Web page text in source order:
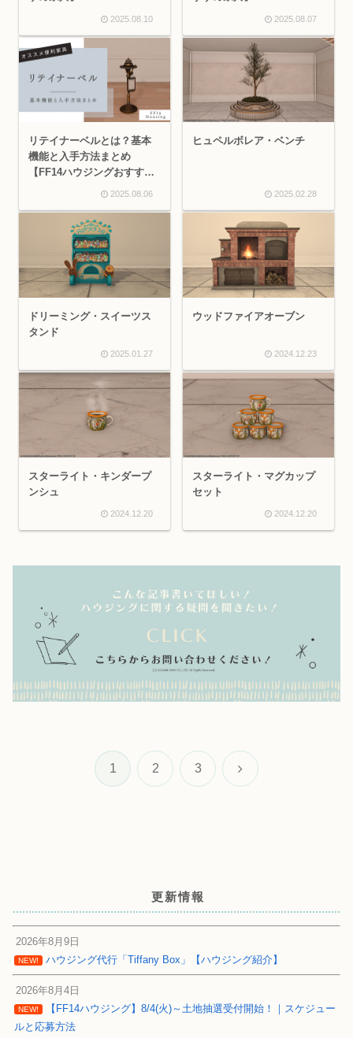
2025.08.10 2025.08.07
リテイナーベルとは？基本
機能と入手方法まとめ
【FF14ハウジングおすすめ
2025.08.06
ヒュペルボレア・ベンチ
2025.02.28
ドリーミング・スイーツス
タンド
2025.01.27
ウッドファイアオーブン
2024.12.23
スターライト・キンダープ
ンシュ
2024.12.20
スターライト・マグカップ
セット
2024.12.20
1 2 3 次
更新情報
2026年8月9日
NEW! ハウジング代行「Tiffany Box」【ハウジング紹介】
2026年8月4日
NEW!
【FF14ハウジング】8/4(火)～土地抽選受付開始！｜スケジュー
ルと応募方法